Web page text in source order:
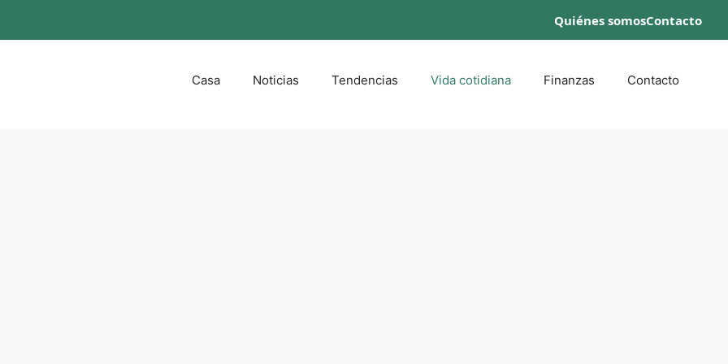
Quiénes somosContacto
Casa Noticias Tendencias Vida cotidiana Finanzas Contacto